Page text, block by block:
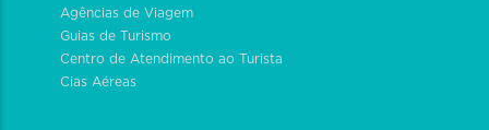
Agências de Viagem
Guias de Turismo
Centro de Atendimento ao Turista
Cias Aéreas